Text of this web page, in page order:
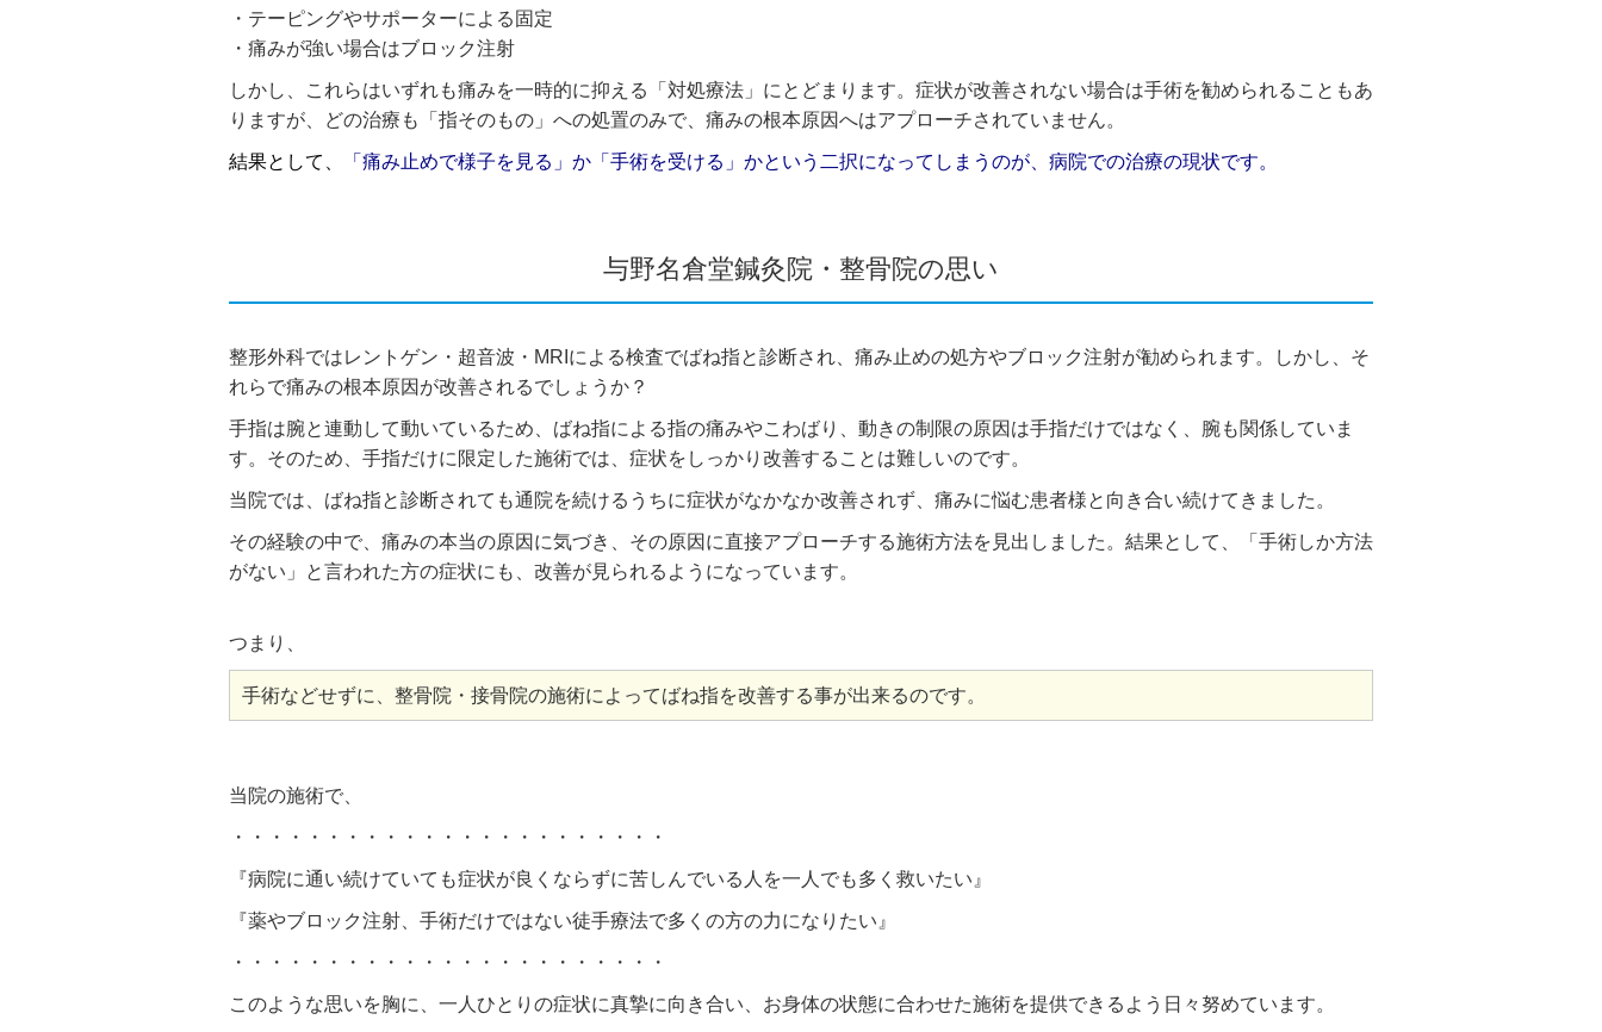
・テーピングやサポーターによる固定
・ 痛みが強い場合はブロック注射
しかし、これらはいずれも痛みを一時的に抑える「対処療法」にとどまります。症状が改善されない場合は手術を勧められることもあ
りますが、どの治療も「指そのもの」への処置のみで、痛みの根本原因へはアプローチされていません。
結果として、 「痛み止めで様子を見る」か「手術を受ける」かという二択になってしまうのが、病院での治療の現状です。
与野名倉堂鍼灸院・整骨院の思い
整形外科ではレントゲン・超音波・MRIによる検査でばね指と診断され、痛み止めの処方やブロック注射が勧められます。しかし、そ
れらで痛みの根本原因が改善されるでしょうか？
手指は腕と連動して動いているため、ばね指による指の痛みやこわばり、動きの制限の原因は手指だけではなく、腕も関係していま
す。そのため、手指だけに限定した施術では、症状をしっかり改善することは難しいのです。
当院では、ばね指と診断されても通院を続けるうちに症状がなかなか改善されず、痛みに悩む患者様と向き合い続けてきました。
その経験の中で、痛みの本当の原因 に気づき、その原因に直接アプローチする施術方法を見出しました。結果として、「手術しか方法
がない」と言われた方の症状にも、改善が見られるようになっています。
つまり、
手術などせずに、整骨院・接骨院の施術によってばね指を改善する事が出来るのです。
当院の施術で、
・・・・・・・・・・・・・・・・・・・・・・・
『病院に通い続けていても症状が良くならずに苦しんでいる人を一人でも多く救いたい』
『薬やブロック注射、手術だけではない徒手療法で多くの方の力になりたい』
・・・・・・・・・・・・・・・・・・・・・・・
このような思いを胸に、一人ひとりの症状に真摯に向き合い、お身体の状態に合わせた施術を提供できるよう日々努めています。